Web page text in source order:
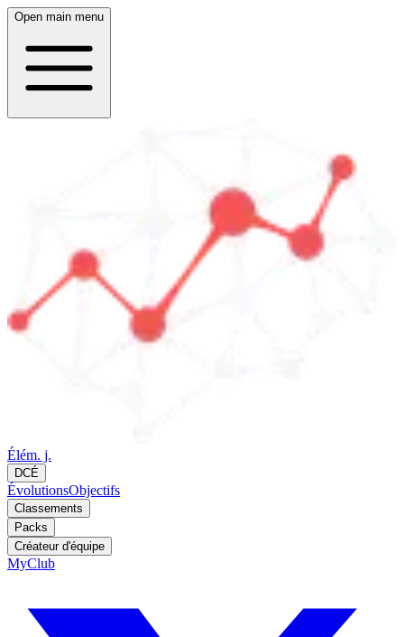
Open main menu
Élém. j.
DCÉ
ÉvolutionsObjectifs
Classements
Packs
Créateur d'équipe
MyClub